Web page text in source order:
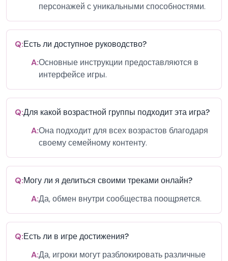
персонажей с уникальными способностями.
Q:Есть ли доступное руководство?
A:Основные инструкции предоставляются в
интерфейсе игры.
Q:Для какой возрастной группы подходит эта игра?
A:Она подходит для всех возрастов благодаря
своему семейному контенту.
Q:Могу ли я делиться своими треками онлайн?
A:Да, обмен внутри сообщества поощряется.
Q:Есть ли в игре достижения?
A:Да, игроки могут разблокировать различные